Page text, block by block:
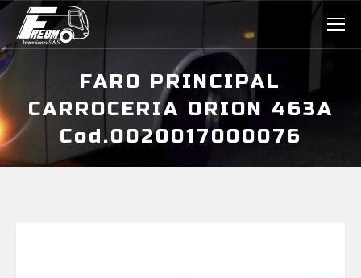
FARO PRINCIPAL
CARROCERIA ORION 463A
Cod.0020017000076